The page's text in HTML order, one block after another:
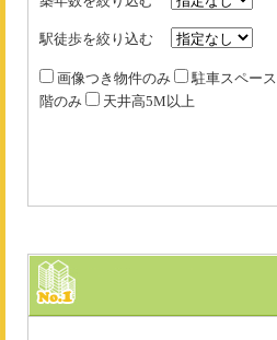
駅徒歩を絞り込む
画像つき物件のみ 駐車スペース
階のみ
天井高5M以上